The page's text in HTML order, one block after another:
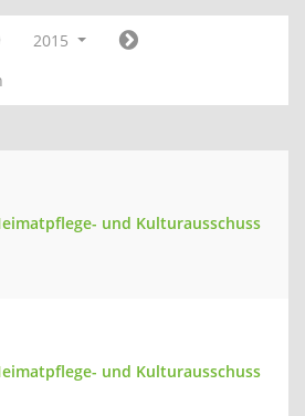
2015
und Kulturausschuss
und Kulturausschuss